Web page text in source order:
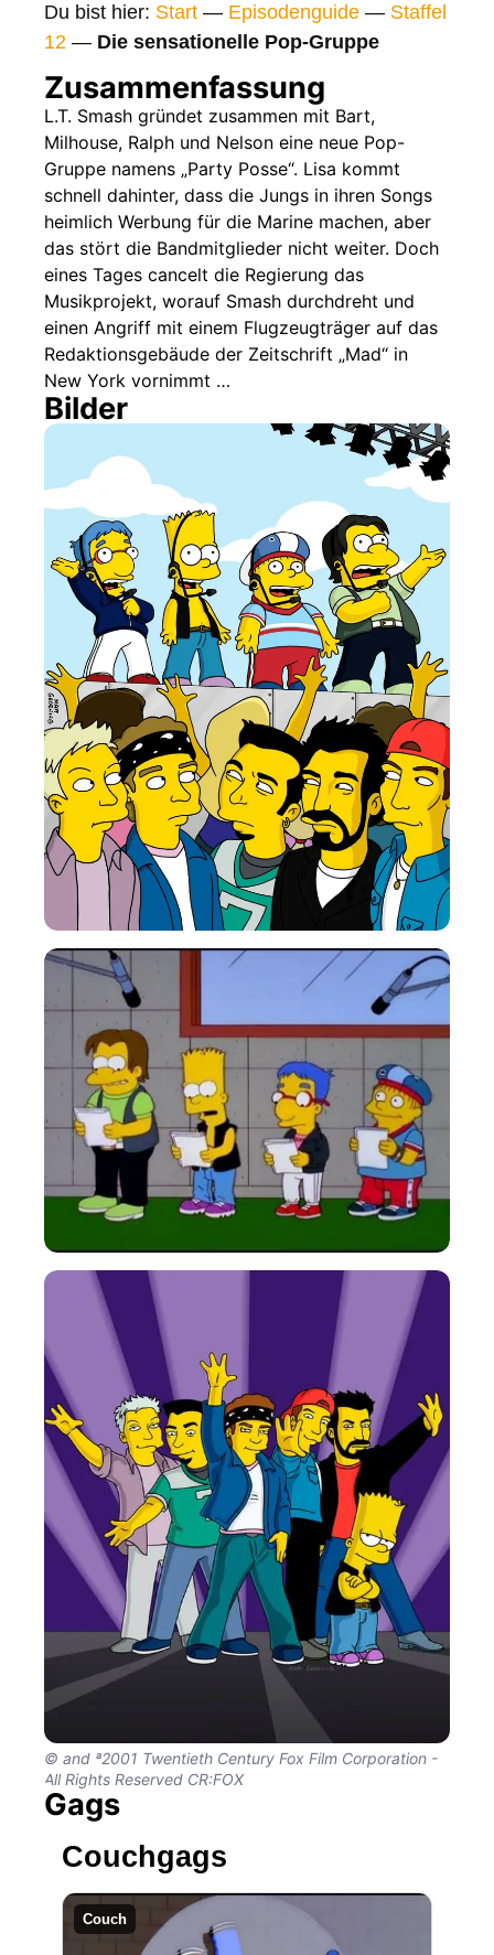
Gags
Gaststars
Fakten
Sendetermine
Nächste / Vorherige Folge
Du bist hier: Start — Episodenguide — Staffel
12 — Die sensationelle Pop-Gruppe
Zusammenfassung
L.T. Smash gründet zusammen mit Bart,
Milhouse, Ralph und Nelson eine neue Pop-
Gruppe namens „Party Posse“. Lisa kommt
schnell dahinter, dass die Jungs in ihren Songs
heimlich Werbung für die Marine machen, aber
das stört die Bandmitglieder nicht weiter. Doch
eines Tages cancelt die Regierung das
Musikprojekt, worauf Smash durchdreht und
einen Angriff mit einem Flugzeugträger auf das
Redaktionsgebäude der Zeitschrift „Mad“ in
New York vornimmt …
Bilder
© and ª2001 Twentieth Century Fox Film Corporation -
All Rights Reserved CR:FOX
Gags
Couchgags
Couch